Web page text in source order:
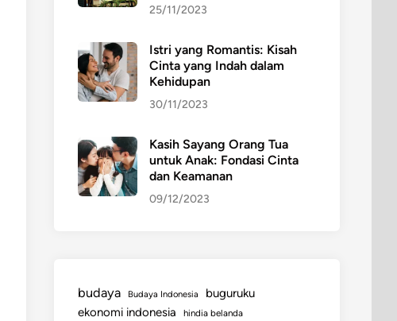
25/11/2023
Istri yang Romantis: Kisah
Cinta yang Indah dalam
Kehidupan
30/11/2023
Kasih Sayang Orang Tua
untuk Anak: Fondasi Cinta
dan Keamanan
09/12/2023
budaya Budaya Indonesia
buguruku
ekonomi indonesia
hindia belanda